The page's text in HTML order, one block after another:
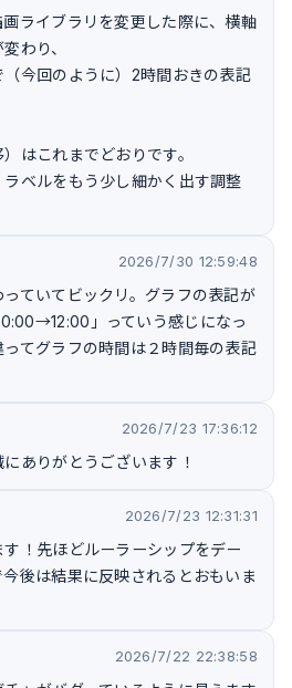
ライブラリを変更した際に、横軸
わり、
今回のように）2時間おきの表記
はこれまでどおりです。
ベルをもう少し細かく出す調整
2026/7/30 12:59:48
ていてビックリ。グラフの表記が
」っていう感じになっ
てグラフの時間は２時間毎の表記
2026/7/23 17:36:12
ありがとうございます！
2026/7/23 12:31:31
！先ほどルーラーシップをデー
後は結果に反映されるとおもいま
2026/7/22 22:38:58